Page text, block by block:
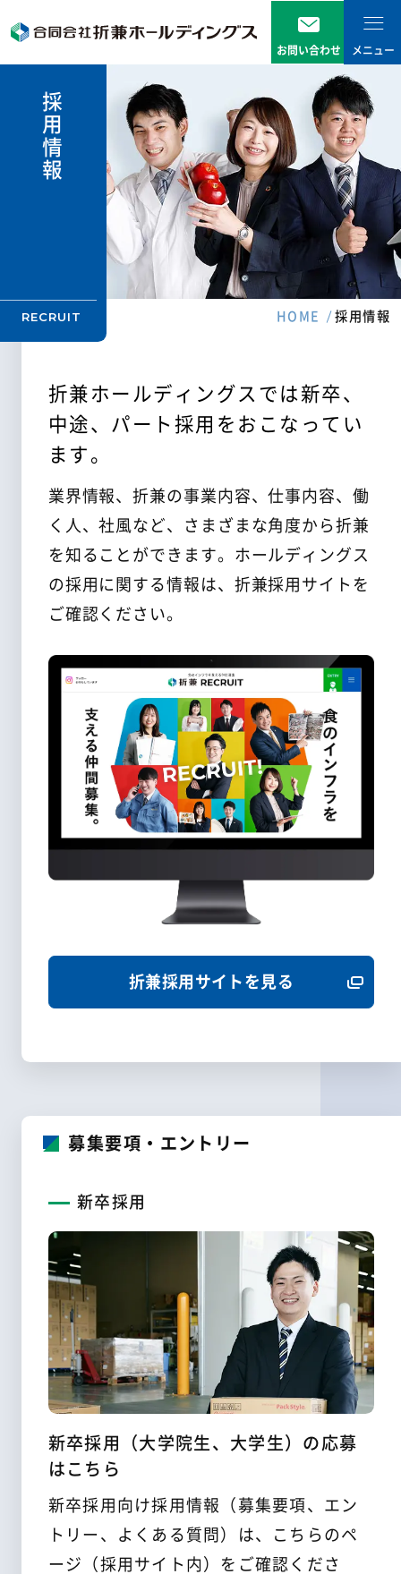
お問い合わせ メニュー
ニュース
事業内容
企業情報 トップメッセージ
会社概要
グループ企業一覧
環境への取り組み
採用情報 新卒採用
中途採用
お電話でのお問い合わせ
052-856-2505
受付時間：平日9:00 〜 17:00
Webでのお問い合わせ
お問い合わせ
オンラインストア
採用情報
RECRUIT HOME 採用情報
折兼ホールディングスでは新卒、
中途、パート採用をおこなってい
ます。
業界情報、折兼の事業内容、仕事内容、働
く人、社風など、さまざまな角度から折兼
を知ることができます。ホールディングス
の採用に関する情報は、折兼採用サイトを
ご確認ください。
折兼採用サイトを見る
募集要項・エントリー
新卒採用
新卒採用（大学院生、大学生）の応募
はこちら
新卒採用向け採用情報（募集要項、エン
トリー、よくある質問）は、こちらのペ
ージ（採用サイト内）をご確認くださ